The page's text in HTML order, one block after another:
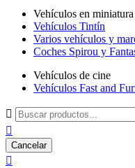
Vehículos en
Vehículos Tintín
Varios vehículos y
Coches Spirou y
Vehículos de cine
Vehículos Fast and


Cancelar
